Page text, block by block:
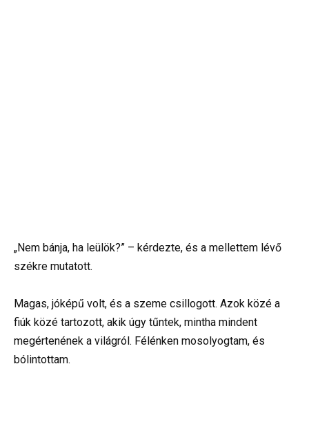
„Nem bánja, ha leülök?” – kérdezte, és a mellettem lévő
székre mutatott.
Magas, jóképű volt, és a szeme csillogott. Azok közé a
fiúk közé tartozott, akik úgy tűntek, mintha mindent
megértenének a világról. Félénken mosolyogtam, és
bólintottam.